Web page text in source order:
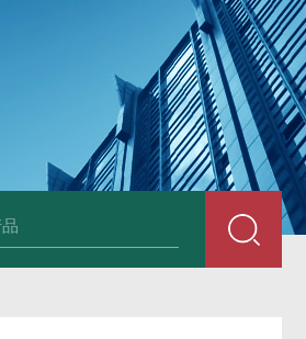
酸值测定仪中和液萃取液 微水仪电解液